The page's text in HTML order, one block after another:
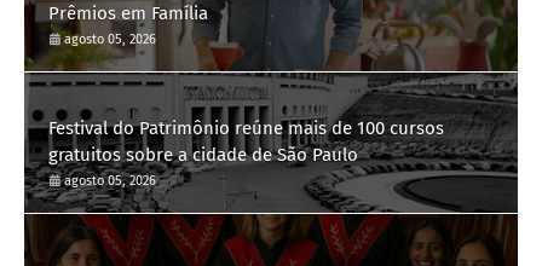
Prêmios em Família
agosto 05, 2026
Festival do Patrimônio reúne mais de 100 cursos
gratuitos sobre a cidade de São Paulo
agosto 05, 2026